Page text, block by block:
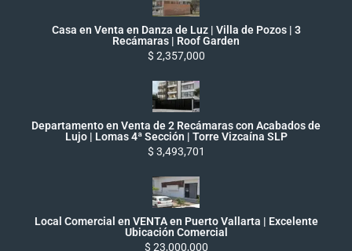
Casa en Venta en Danza de Luz | Villa de Pozos | 3
Recámaras | Roof Garden
$ 2,357,000
Departamento en Venta de 2 Recámaras con Acabados de
Lujo | Lomas 4ª Sección | Torre Vizcaína SLP
$ 3,493,701
Local Comercial en VENTA en Puerto Vallarta | Excelente
Ubicación Comercial
$ 23,000,000